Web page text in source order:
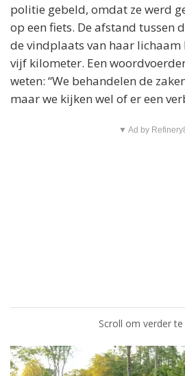
politie gebeld, omdat ze werd
op een fiets. De afstand tussen
de vindplaats van haar lichaam
vijf kilometer. Een
weten: “We behandelen de
maar we kijken wel of er een
▼ Ad by
Scroll om verder te